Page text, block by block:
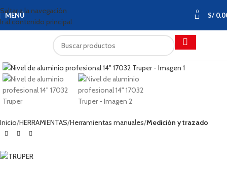
Saltar a la navegación
Ir al contenido principal
MENÚ 0 S/
Haga clic para ampliar
Inicio HERRAMIENTAS Herramientas manuales Medición y trazado